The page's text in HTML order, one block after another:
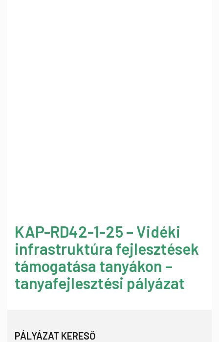
KAP-RD42-1-25 – Vidéki
infrastruktúra fejlesztések
támogatása tanyákon –
tanyafejlesztési pályázat
PÁLYÁZAT KERESŐ